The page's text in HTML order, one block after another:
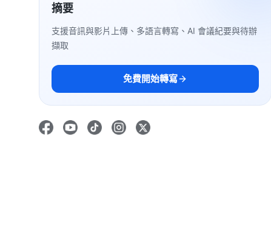
摘要
支援音訊與影片上傳、多語言轉寫、AI 會議紀要與待辦
擷取
免費開始轉寫